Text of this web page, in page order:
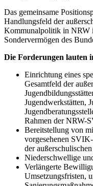
Das gemeinsame
Handlungsfeld der
Kommunalpolitik in NRW
Sondervermögen des
Die Forderungen lauten
Einrichtung eines
Gesamtfeld der
Jugendwerkstätten,
Rahmen der NRW-
Bereitstellung von
vorgesehenen
der
Niederschwellige
Verlängerte
Umsetzungsfristen,